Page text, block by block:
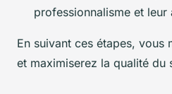
professionnalisme et leur
En suivant ces étapes, vous
et maximiserez la qualité du